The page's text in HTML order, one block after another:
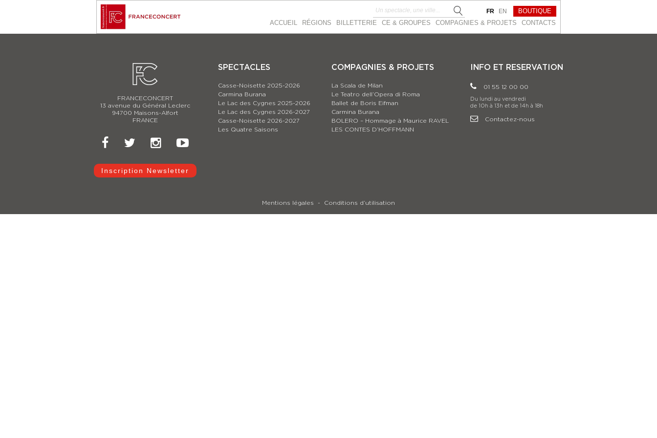
ACCUEIL RÉGIONS BILLETTERIE CE & GROUPES COMPAGNIES & PROJETS CONTACTS
FR EN BOUTIQUE
FRANCECONCERT
13 avenue du Général Leclerc
94700 Maisons-Alfort
FRANCE
Inscription Newsletter
SPECTACLES
Casse-Noisette 2025-2026
Carmina Burana
Le Lac des Cygnes 2025-2026
Le Lac des Cygnes 2026-2027
Casse-Noisette 2026-2027
Les Quatre Saisons
COMPAGNIES & PROJETS
La Scala de Milan
Le Teatro dell’Opera di Roma
Ballet de Boris Eifman
Carmina Burana
BOLERO – Hommage à Maurice RAVEL
LES CONTES D’HOFFMANN
INFO ET RESERVATION
01 55 12 00 00
Du lundi au vendredi
de 10h à 13h et de 14h à 18h
Contactez-nous
Mentions légales Conditions d’utilisation